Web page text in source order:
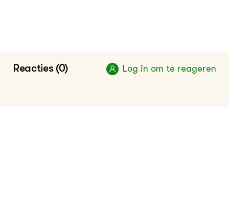
Reacties (0) Log in om te reageren